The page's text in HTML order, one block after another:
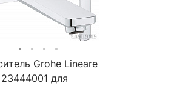
Grohe Lineare
для